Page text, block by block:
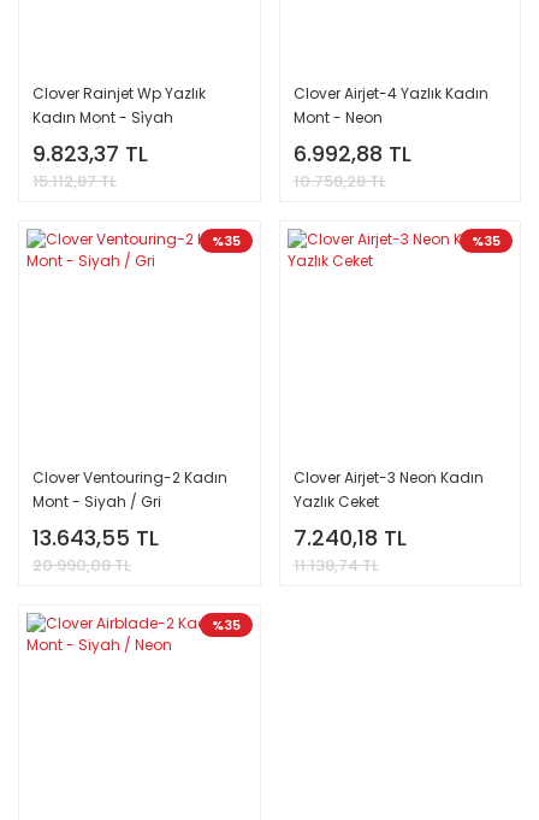
Clover Rainjet Wp Yazlık
Kadın Mont - Si̇yah
9.823,37 TL
15.112,87 TL
Clover Airjet-4 Yazlık Kadın
Mont - Neon
6.992,88 TL
10.758,28 TL
%35
Clover Ventouring-2 Kadın
Mont - Siyah / Gri
13.643,55 TL
20.990,08 TL
%35
Clover Airjet-3 Neon Kadın
Yazlık Ceket
7.240,18 TL
11.138,74 TL
%35